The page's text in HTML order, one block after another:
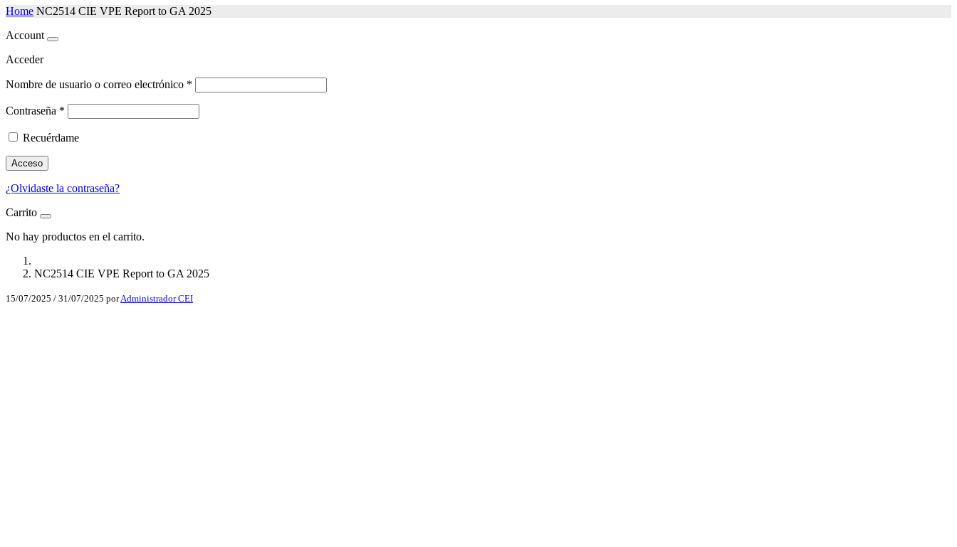
Home NC2514 CIE VPE Report to GA 2025
Account
Acceder
Nombre de usuario o correo electrónico *
Contraseña *
Recuérdame
Acceso
¿Olvidaste la contraseña?
Carrito
No hay productos en el carrito.
NC2514 CIE VPE Report to GA 2025
15/07/2025 / 31/07/2025 porAdministrador CEI